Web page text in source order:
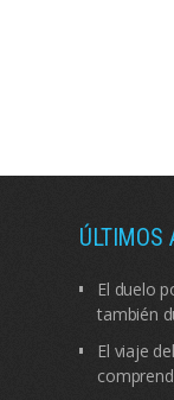
ÚLTIMOS
El duelo
también
El viaje